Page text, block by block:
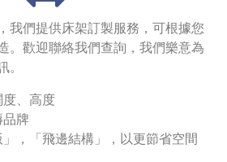
我們提供床架訂製服務，可根據您
。歡迎聯絡我們查詢，我們樂意為
。
、高度
牌
，「飛邊結構」，以更節省空間